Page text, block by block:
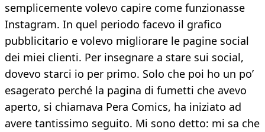
semplicemente volevo capire come funzionasse
Instagram. In quel periodo facevo il grafico
pubblicitario e volevo migliorare le pagine social
dei miei clienti. Per insegnare a stare sui social,
dovevo starci io per primo. Solo che poi ho un po’
esagerato perché la pagina di fumetti che avevo
aperto, si chiamava Pera Comics, ha iniziato ad
avere tantissimo seguito. Mi sono detto: mi sa che